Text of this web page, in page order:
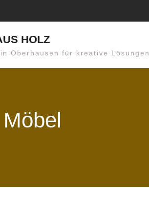
HOLZ
Oberhausen für kreative Lösungen